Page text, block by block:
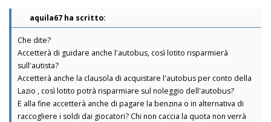
aquila67 ha scritto:
Che dite?
Accetterà di guidare anche l'autobus, così lotito risparmierà
sull'autista?
Accetterà anche la clausola di acquistare l'autobus per conto della
Lazio , così lotito potrà risparmiare sul noleggio dell'autobus?
E alla fine accetterà anche di pagare la benzina o in alternativa di
raccogliere i soldi dai giocatori? Chi non caccia la quota non verrà